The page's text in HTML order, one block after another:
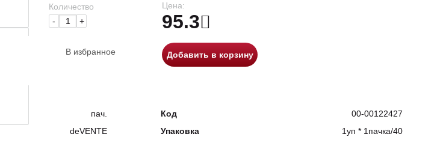
Количество
-
+
В избранное
Цена:
95.3
Добавить в корзину
пач. Код
00-00122427
deVENTE Упаковка
1уп * 1пачка/40